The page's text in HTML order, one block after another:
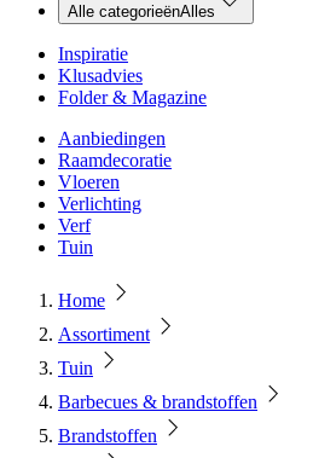
Alle categorieënAlles
Inspiratie
Klusadvies
Folder & Magazine
Aanbiedingen
Raamdecoratie
Vloeren
Verlichting
Verf
Tuin
Home
Assortiment
Tuin
Barbecues & brandstoffen
Brandstoffen